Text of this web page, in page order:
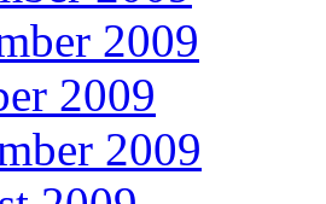
2009
2009
2009